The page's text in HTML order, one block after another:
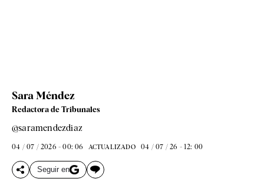
Sara Méndez
Redactora de Tribunales
@saramendezdiaz
04 / 07 / 2026 - 00: 06 ACTUALIZADO 04 / 07 / 26 - 12: 00
Seguir en